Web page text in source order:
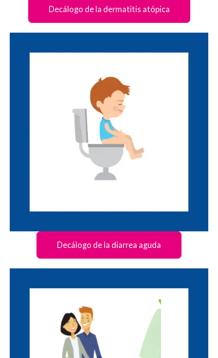
Decálogo de la dermatitis atópica
Decálogo de la diarrea aguda